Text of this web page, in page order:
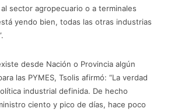
sector agropecuario o a terminales
yendo bien, todas las otras industrias
desde Nación o Provincia algún
las PYMES, Tsolis afirmó: “La verdad
industrial definida. De hecho
ciento y pico de días, hace poco